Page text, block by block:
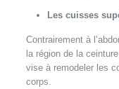
Les cuisses
Contrairement à
la région de la
vise à remodeler les
corps.